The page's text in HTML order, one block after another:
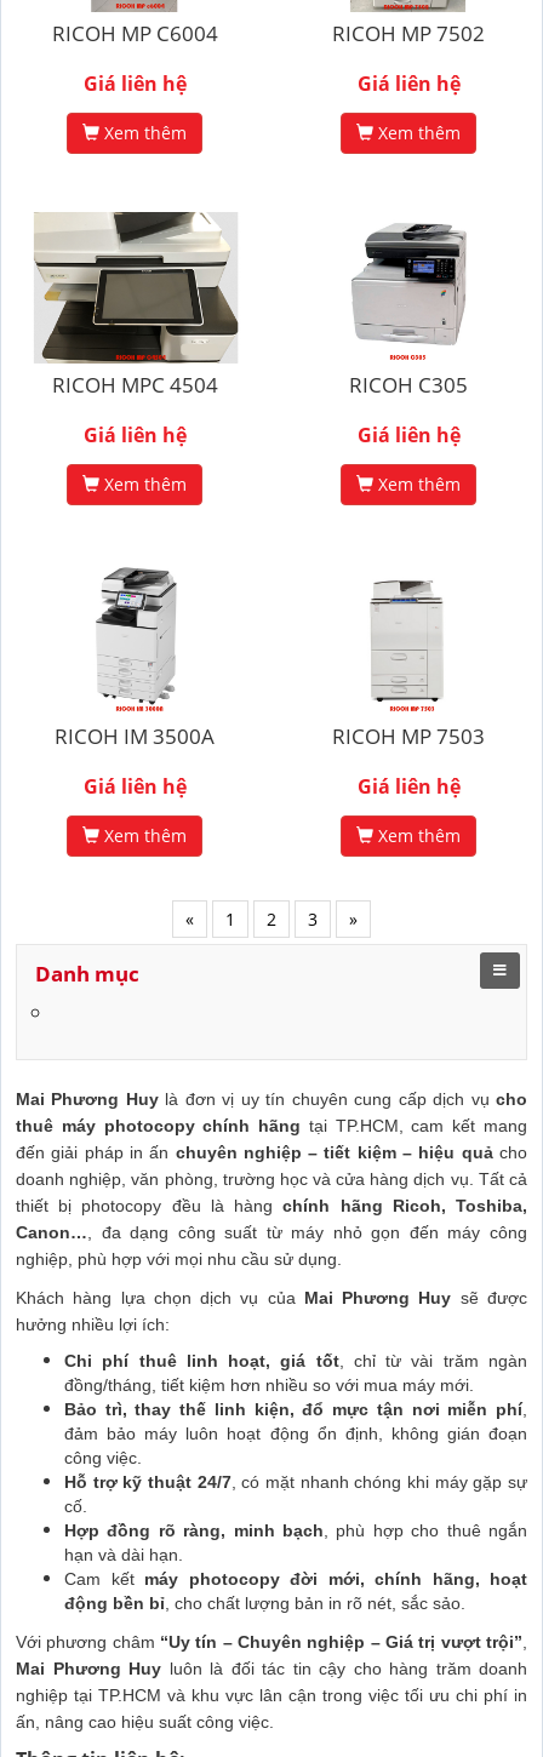
RICOH MP C6004
Giá liên hệ
Xem thêm
RICOH MP 7502
Giá liên hệ
Xem thêm
RICOH MPC 4504
Giá liên hệ
Xem thêm
RICOH C305
Giá liên hệ
Xem thêm
RICOH IM 3500A
Giá liên hệ
Xem thêm
RICOH MP 7503
Giá liên hệ
Xem thêm
« 1 2 3 »
Danh mục
Mai Phương Huylà đơn vị uy tín chuyên cung cấp dịch vụcho
thuê máy photocopy chính hãng tại TP.HCM, cam kết mang
đến giải pháp in ấn chuyên nghiệp – tiết kiệm – hiệu quảcho
doanh nghiệp, văn phòng, trường học và cửa hàng dịch vụ. Tất cả
thiết bị photocopy đều là hàngchính hãng Ricoh, Toshiba,
Canon… , đa dạng công suất từ máy nhỏ gọn đến máy công
nghiệp, phù hợp với mọi nhu cầu sử dụng.
Khách hàng lựa chọn dịch vụ của Mai Phương Huy sẽ được
hưởng nhiều lợi ích:
Chi phí thuê linh hoạt, giá tốt, chỉ từ vài trăm ngàn
đồng/tháng, tiết kiệm hơn nhiều so với mua máy mới.
Bảo trì, thay thế linh kiện, đổ mực tận nơi miễn phí,
đảm bảo máy luôn hoạt động ổn định, không gián đoạn
công việc.
Hỗ trợ kỹ thuật 24/7, có mặt nhanh chóng khi máy gặp sự
cố.
Hợp đồng rõ ràng, minh bạch , phù hợp cho thuê ngắn
hạn và dài hạn.
Cam kết máy photocopy đời mới, chính hãng, hoạt
động bền bỉ , cho chất lượng bản in rõ nét, sắc sảo.
Với phương châm “Uy tín – Chuyên nghiệp – Giá trị vượt trội”
Mai Phương Huy luôn là đối tác tin cậy cho hàng trăm doanh
nghiệp tại TP.HCM và khu vực lân cận trong việc tối ưu chi phí in
ấn, nâng cao hiệu suất công việc.